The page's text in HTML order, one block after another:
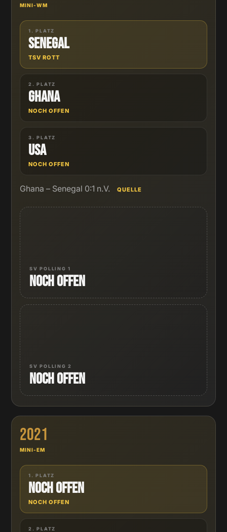
MINI-WM
1. PLATZ
Senegal
TSV ROTT
2. PLATZ
Ghana
NOCH OFFEN
3. PLATZ
USA
NOCH OFFEN
Ghana – Senegal 0:1 n.V. QUELLE
SV POLLING 1
Noch offen
SV POLLING 2
Noch offen
2021
MINI-EM
1. PLATZ
Noch offen
NOCH OFFEN
2. PLATZ